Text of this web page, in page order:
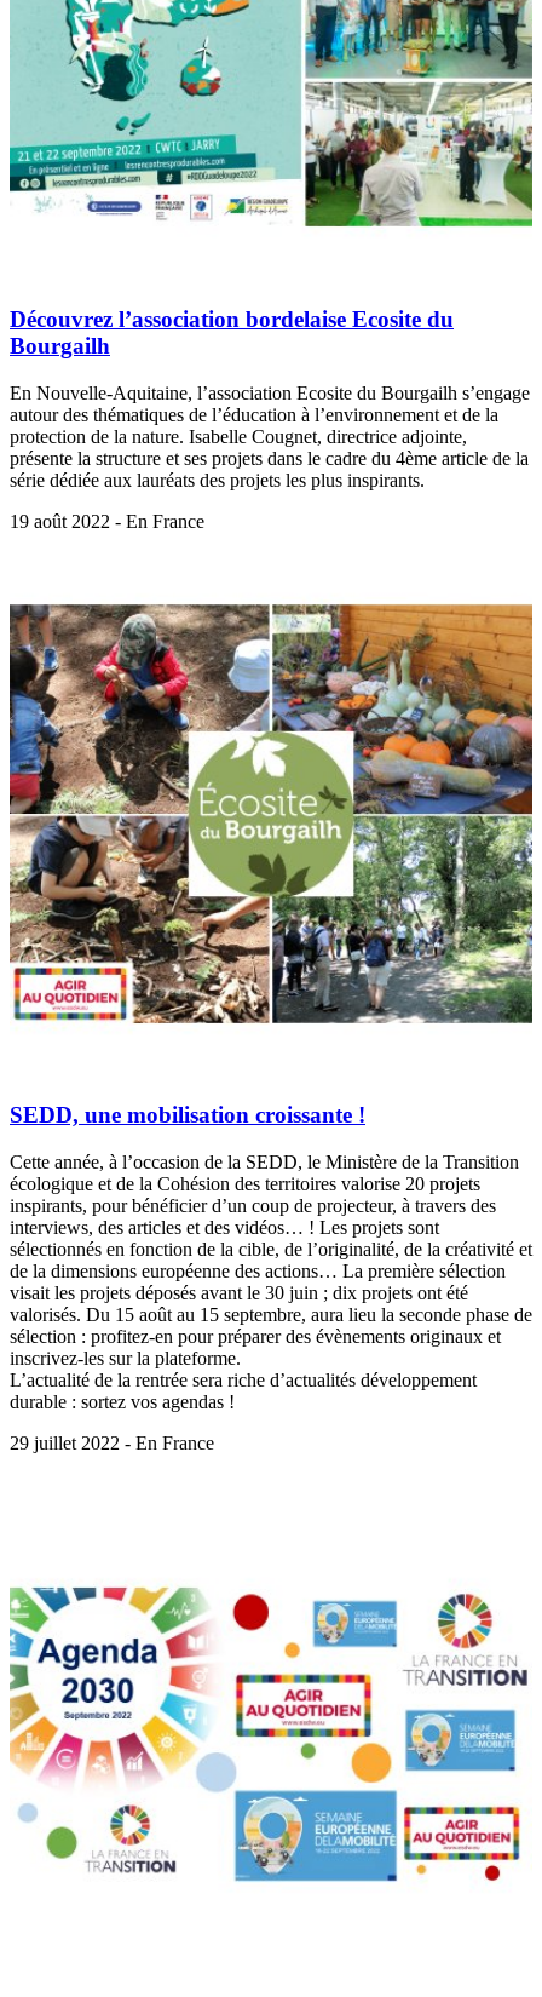
Découvrez l’association bordelaise Ecosite du
Bourgailh
En Nouvelle-Aquitaine, l’association Ecosite du Bourgailh s’engage
autour des thématiques de l’éducation à l’environnement et de la
protection de la nature. Isabelle Cougnet, directrice adjointe,
présente la structure et ses projets dans le cadre du 4ème article de la
série dédiée aux lauréats des projets les plus inspirants.
19 août 2022 - En France
SEDD, une mobilisation croissante !
Cette année, à l’occasion de la SEDD, le Ministère de la Transition
écologique et de la Cohésion des territoires valorise 20 projets
inspirants, pour bénéficier d’un coup de projecteur, à travers des
interviews, des articles et des vidéos… ! Les projets sont
sélectionnés en fonction de la cible, de l’originalité, de la créativité et
de la dimensions européenne des actions… La première sélection
visait les projets déposés avant le 30 juin ; dix projets ont été
valorisés. Du 15 août au 15 septembre, aura lieu la seconde phase de
sélection : profitez-en pour préparer des évènements originaux et
inscrivez-les sur la plateforme.
L’actualité de la rentrée sera riche d’actualités développement
durable : sortez vos agendas !
29 juillet 2022 - En France